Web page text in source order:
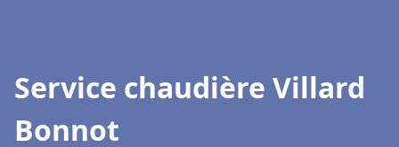
Service chaudière Villard
Bonnot